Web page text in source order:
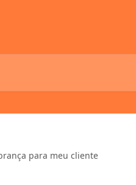
para meu cliente